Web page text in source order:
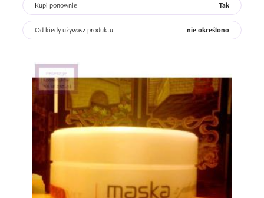
Kupi ponownie Tak
Od kiedy używasz produktu nie określono